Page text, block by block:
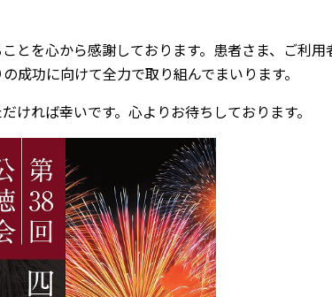
とを心から感謝しております。患者さま、ご利用
成功に向けて全力で取り組んでまいります。
れば幸いです。心よりお待ちしております。